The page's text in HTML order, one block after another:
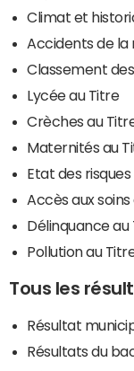
Climat et
Accidents de la
Classement
Lycée au Titre
Crèches au
Maternités au
Etat des
Accès aux
Délinquance au
Pollution au
Tous les
Résultat
Résultats du